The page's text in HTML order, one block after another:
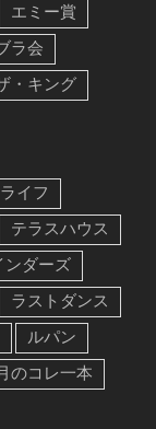
エミー賞
ラ会
・キング
イフ
テラスハウス
ンダーズ
ラストダンス
ルパン
のコレ一本